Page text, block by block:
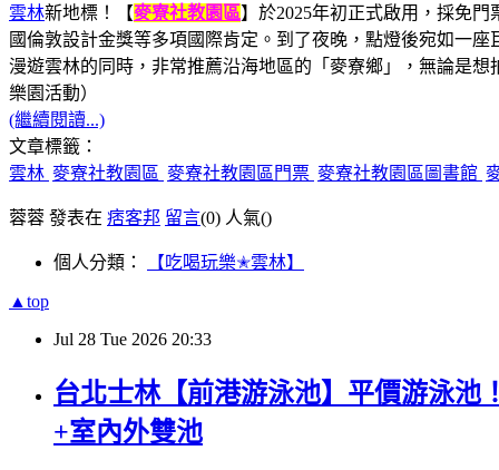
雲林新地標！【麥寮社教園區】於2025年初正式啟用，採免
國倫敦設計金獎等多項國際肯定。到了夜晚，點燈後宛如一
漫遊雲林的同時，非常推薦沿海地區的「麥寮鄉」，無論是
樂園活動）
(繼續閱讀...)
文章標籤：
雲林 麥寮社教園區 麥寮社教園區門票 麥寮社教園區圖書館
蓉蓉 發表在 痞客邦 留言(0) 人氣()
個人分類： 【吃喝玩樂✭雲林】
▲top
Jul 28 Tue 2026 20:33
台北士林【前港游泳池】平價游泳池
+室內外雙池